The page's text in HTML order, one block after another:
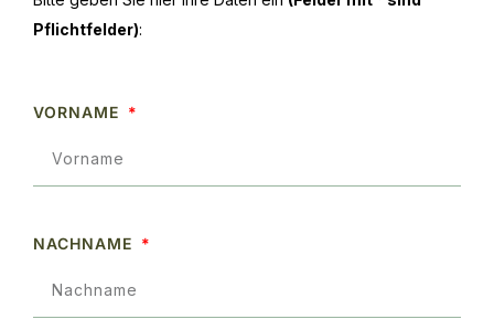
Pflichtfelder):
VORNAME
NACHNAME